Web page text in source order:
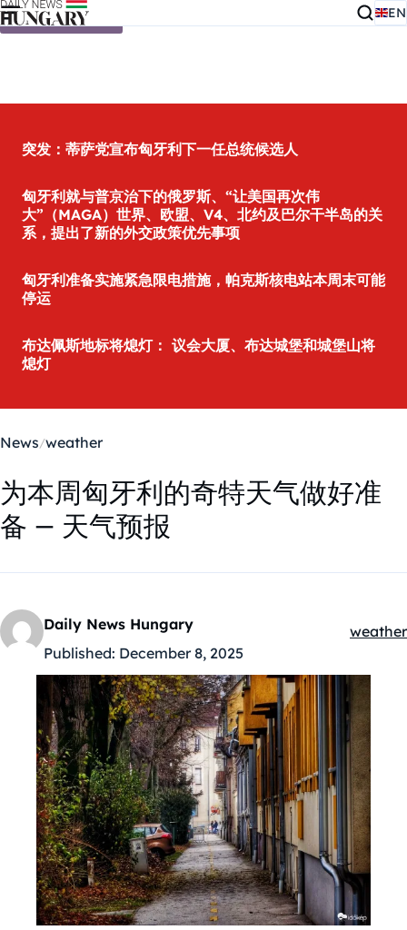
Skip to content EN
突发：蒂萨党宣布匈牙利下一任总统候选人
匈牙利就与普京治下的俄罗斯、“让美国再次伟
大”（MAGA）世界、欧盟、V4、北约及巴尔干半岛的关
系，提出了新的外交政策优先事项
匈牙利准备实施紧急限电措施，帕克斯核电站本周末可能
停运
布达佩斯地标将熄灯： 议会大厦、布达城堡和城堡山将
熄灯
News weather
为本周匈牙利的奇特天气做好准
备 – 天气预报
Daily News Hungary
Published: December 8, 2025
weather